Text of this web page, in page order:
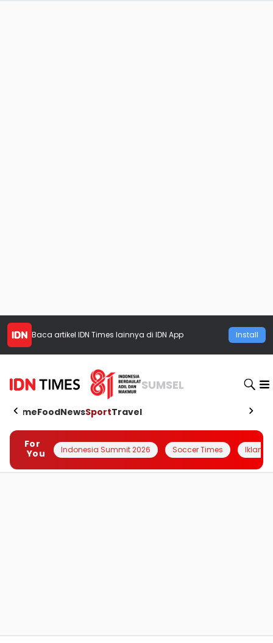
Baca artikel IDN Times lainnya di IDN App Install
SUMSEL
HomeFoodNewsSportTravel
For
You
Indonesia Summit 2026 Soccer Times Iklanin